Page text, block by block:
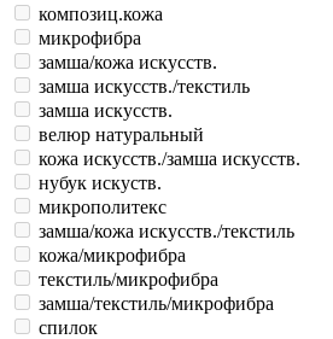
композиц.кожа
микрофибра
замша/кожа искусств.
замша искусств./текстиль
замша искусств.
велюр натуральный
кожа искусств./замша искусств.
нубук искуств.
микрополитекс
замша/кожа искусств./текстиль
кожа/микрофибра
текстиль/микрофибра
замша/текстиль/микрофибра
спилок